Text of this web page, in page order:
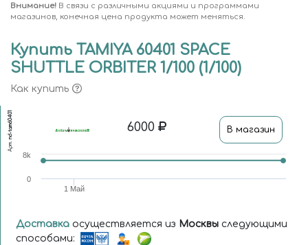
Внимание! В связи с различными акциями и программами
магазинов, конечная цена продукта может меняться.
Купить TAMIYA 60401 SPACE
SHUTTLE ORBITER 1/100 (1/100)
Как купить
Арт.
nd-tam60401 6000 В магазин
1 Май
0
8k
Доставка осуществляется из Москвы следующими
способами: